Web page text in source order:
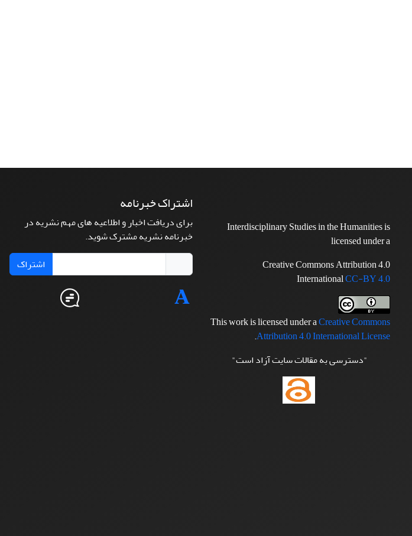
Interdisciplinary Studies in the Humanities is
licensed under a
Creative Commons Attribution 4.0
InternationalCC-BY 4.0
This work is licensed under aCreative Commons
Attribution 4.0 International License
.
"دسترسی به مقالات سایت آزاد است"
اشتراک خبرنامه
برای دریافت اخبار و اطلاعیه های مهم نشریه در
خبرنامه نشریه مشترک شوید.
اشتراک